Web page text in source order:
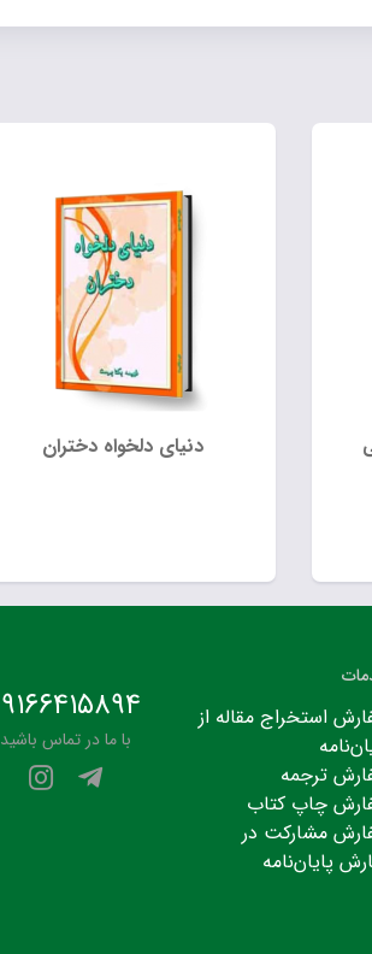
دنیای دلخواه دختران
استخراج مقاله از
ترجمه
چاپ کتاب
مشارکت در
پایان‌نامه
۹۱۶۶۴۱۵۸۹۴
با ما در تماس باشید